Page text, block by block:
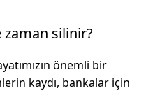
zaman silinir?
önemli bir
kaydı, bankalar için